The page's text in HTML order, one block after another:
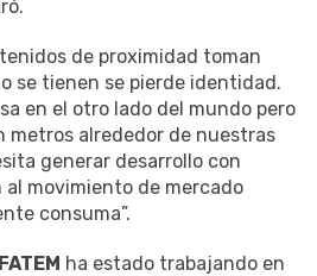
de proximidad toman
se tienen se pierde identidad.
en el otro lado del mundo pero
metros alrededor de nuestras
generar desarrollo con
movimiento de mercado
consuma”.
FATEM ha estado trabajando en